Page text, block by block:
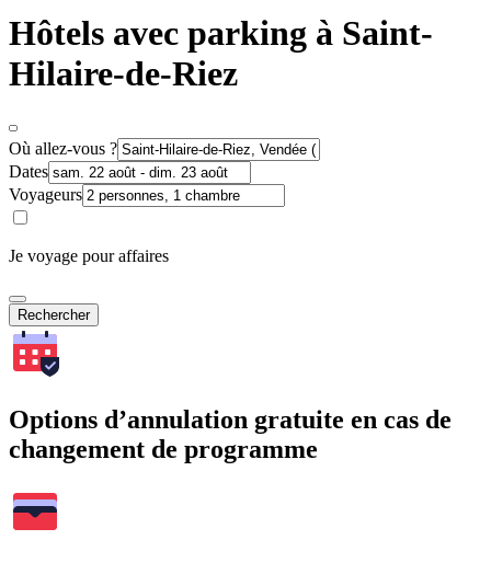
Hôtels avec parking à Saint-
Hilaire-de-Riez
Où allez-vous ?
Dates
Voyageurs
Je voyage pour affaires
Rechercher
Options d’annulation gratuite en cas de
changement de programme